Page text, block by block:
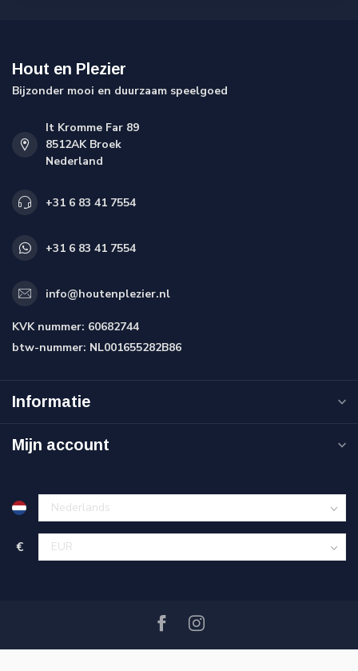
Hout en Plezier
Bijzonder mooi en duurzaam speelgoed
It Kromme Far 89
8512AK Broek
Nederland
+31 6 83 41 7554
+31 6 83 41 7554
info@houtenplezier.nl
KVK nummer: 60682744
btw-nummer: NL001655282B86
Informatie
Mijn account
€